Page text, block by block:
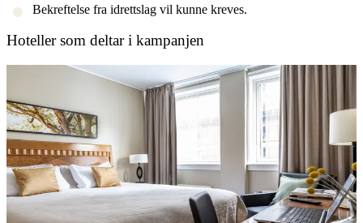
Bekreftelse fra idrettslag vil kunne kreves.
Hoteller som deltar i kampanjen